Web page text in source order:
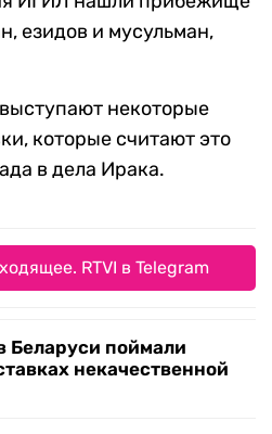
езидов и мусульман,
некоторые
которые считают это
в дела Ирака.
RTVI в Telegram
Беларуси поймали
некачественной